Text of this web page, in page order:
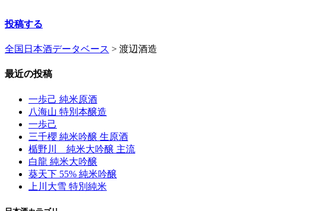
投稿する
全国日本酒データベース > 渡辺酒造
最近の投稿
一歩己 純米原酒
八海山 特別本醸造
一歩己
三千櫻 純米吟醸 生原酒
楯野川 純米大吟醸 主流
白龍 純米大吟醸
葵天下 55% 純米吟醸
上川大雪 特別純米